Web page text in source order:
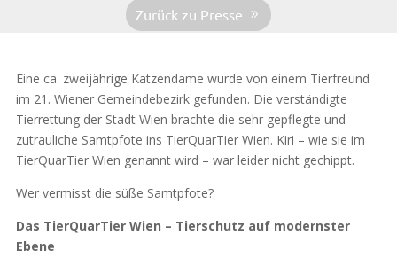
Zurück zu Presse
Eine ca. zweijährige Katzendame wurde von einem Tierfreund
im 21. Wiener Gemeindebezirk gefunden. Die verständigte
Tierrettung der Stadt Wien brachte die sehr gepflegte und
zutrauliche Samtpfote ins TierQuarTier Wien. Kiri – wie sie im
TierQuarTier Wien genannt wird – war leider nicht gechippt.
Wer vermisst die süße Samtpfote?
Das TierQuarTier Wien – Tierschutz auf modernster
Ebene